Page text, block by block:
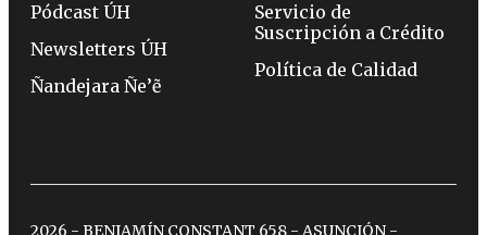
Pódcast ÚH
Newsletters ÚH
Ñandejara Ñe’ẽ
Servicio de
Suscripción a Crédito
Política de Calidad
2026 - BENJAMÍN CONSTANT 658 - ASUNCIÓN -